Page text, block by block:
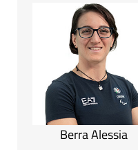
Berra Alessia